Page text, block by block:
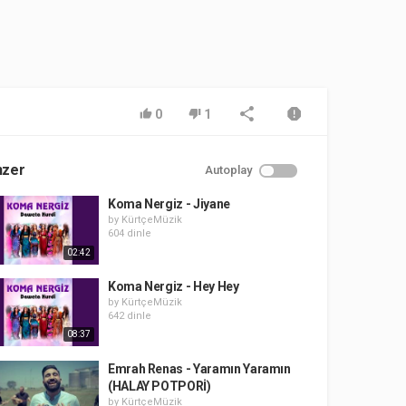
0 1
Autoplay
02:42
Koma Nergiz - Jiyane
by KürtçeMüzik
604 dinle
08:37
Koma Nergiz - Hey Hey
by KürtçeMüzik
642 dinle
Emrah Renas - Yaramın Yaramın
(HALAY POTPORİ)
by KürtçeMüzik